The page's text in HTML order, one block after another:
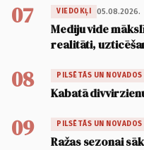
07 VIEDOKĻI 05.08.2026.
Mediju vide
realitāti,
08 PILSĒTĀS UN NOVADOS
Kabatā
09 PILSĒTĀS UN NOVADOS
Ražas sezonai